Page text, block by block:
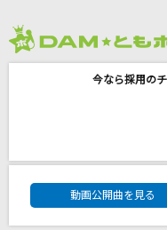
[生音]Beautiful Days
今なら採用の
DAM★ともボ
動画公開曲を見る